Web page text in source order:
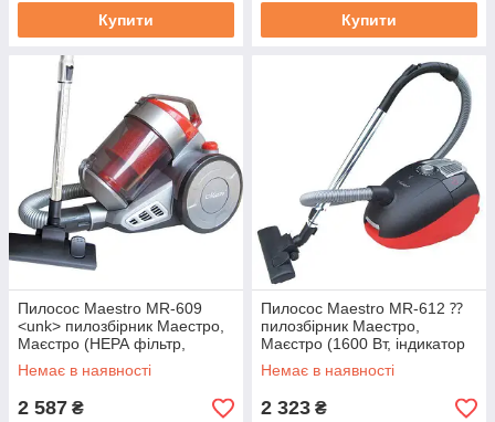
Купити Купити
Пилосос Maestro MR-609
<unk> пилозбірник Маестро,
Маєстро (НЕРА фільтр,
багатоступеневе очищення,
великі колеса)
Немає в наявності
2 587 ₴
Пилосос Maestro MR-612 ⁇
пилозбірник Маестро,
Маєстро (1600 Вт, індикатор
наповнення мішка, регулятор
потужності)
Немає в наявності
2 323 ₴